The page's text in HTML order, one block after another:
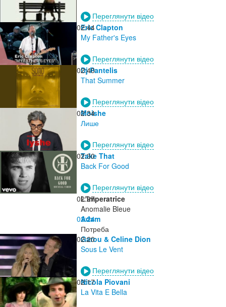
Переглянути відео
02:44
Eric Clapton
My Father's Eyes
Переглянути відео
02:40
Dj Pantelis
That Summer
Переглянути відео
02:34
Moishe
Лише
Переглянути відео
02:30
Take That
Back For Good
Переглянути відео
02:27
L'Imperatrice
Anomalie Bleue
02:24
Adam
Потреба
02:20
Garou & Celine Dion
Sous Le Vent
Переглянути відео
02:17
Nicola Piovani
La Vita E Bella